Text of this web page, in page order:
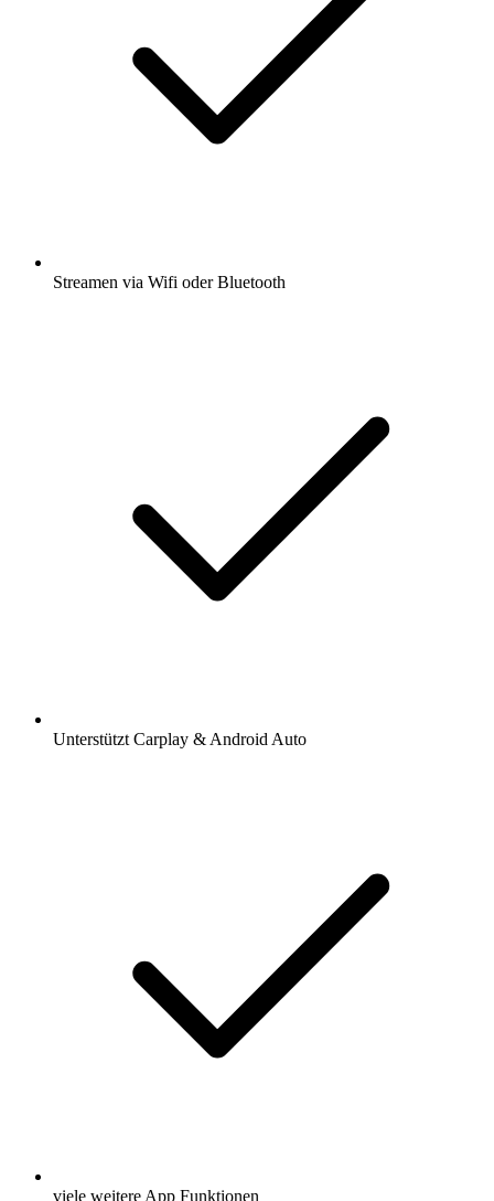
Streamen via Wifi oder Bluetooth
Unterstützt Carplay & Android Auto
viele weitere App Funktionen